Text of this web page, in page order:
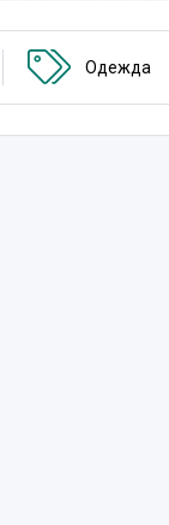
Одежда